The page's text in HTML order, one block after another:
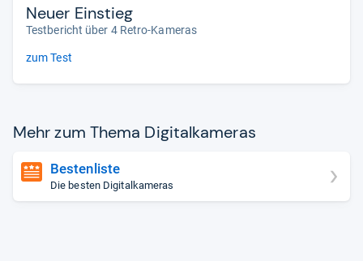
Neuer Einstieg
Testbericht über 4 Retro-Kameras
zum Test
Mehr zum Thema Digi­tal­ka­me­ras
Bestenliste
Die besten Digitalkameras